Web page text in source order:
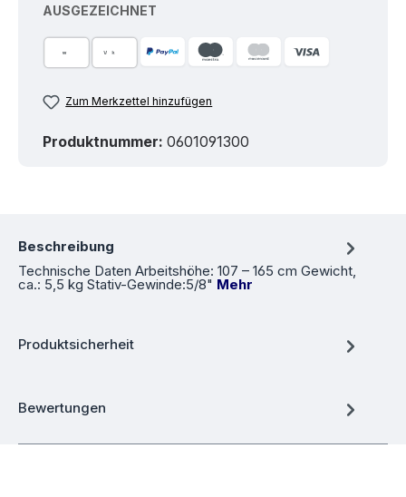
AUSGEZEICHNET
Zum Merkzettel hinzufügen
Produktnummer: 0601091300
Beschreibung
Technische Daten Arbeitshöhe: 107 – 165 cm Gewicht,
ca.: 5,5 kg Stativ-Gewinde:5/8" Mehr
Produktsicherheit
Bewertungen